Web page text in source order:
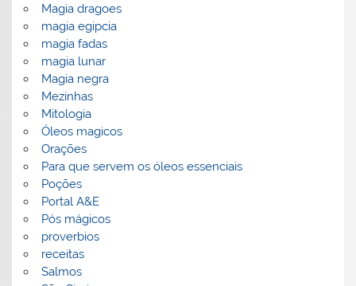
Magia dragoes
magia egipcia
magia fadas
magia lunar
Magia negra
Mezinhas
Mitologia
Óleos magicos
Orações
Para que servem os óleos essenciais
Poções
Portal A&E
Pós mágicos
proverbios
receitas
Salmos